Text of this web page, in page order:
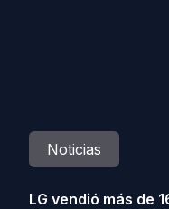
Noticias
LG vendió más de